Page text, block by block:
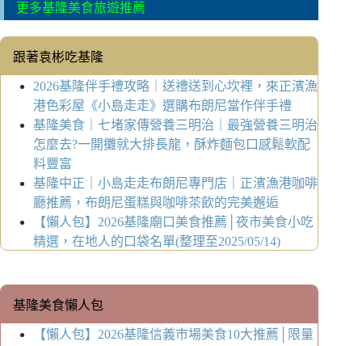
更多基隆美食旅遊推薦
跟著袁彬吃基隆
2026基隆伴手禮攻略｜送禮送到心坎裡，來正濱漁
港色彩屋《小島走走》選購布朗尼當作伴手禮
基隆美食｜七堵家傳營養三明治｜最強營養三明治
怎麼去?一開攤就大排長龍，酥炸麵包口感鬆軟配
料豐富
基隆中正｜小島走走布朗尼專門店｜正濱漁港咖啡
廳推薦，布朗尼蛋糕與咖啡茶飲的完美邂逅
【懶人包】2026基隆廟口美食推薦│夜市美食小吃
精選，在地人的口袋名單(整理至2025/05/14)
基隆美食懶人包
【懶人包】2026基隆信義市場美食10大推薦│限量